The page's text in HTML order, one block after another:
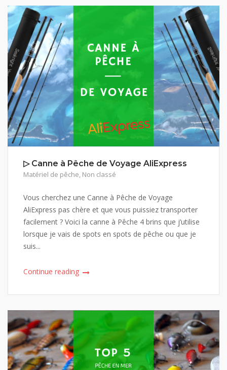
▷ Canne à Pêche de Voyage AliExpress
Matériel de pêche, Non classé
Vous cherchez une Canne à Pêche de Voyage
AliExpress pas chère et que vous puissiez transporter
facilement ? Voici la canne à Pêche 4 brins que j’utilise
lorsque je vais de spots en spots de pêche ou que je
suis...
Continue reading